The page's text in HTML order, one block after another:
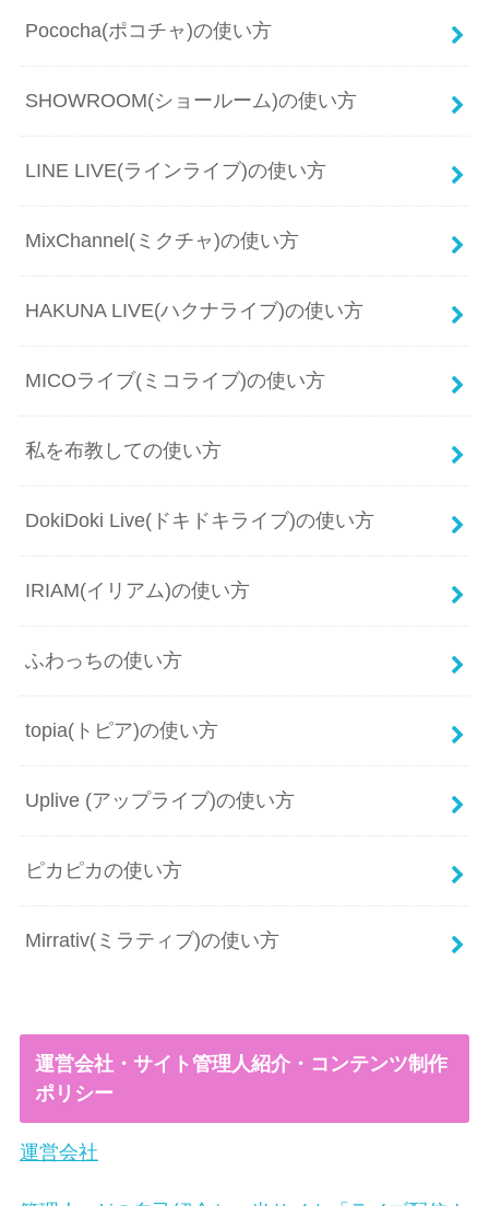
Pococha(ポコチャ)の使い方
SHOWROOM(ショールーム)の使い方
LINE LIVE(ラインライブ)の使い方
MixChannel(ミクチャ)の使い方
HAKUNA LIVE(ハクナライブ)の使い方
MICOライブ(ミコライブ)の使い方
私を布教しての使い方
DokiDoki Live(ドキドキライブ)の使い方
IRIAM(イリアム)の使い方
ふわっちの使い方
topia(トピア)の使い方
Uplive (アップライブ)の使い方
ピカピカの使い方
Mirrativ(ミラティブ)の使い方
運営会社・サイト管理人紹介・コンテンツ制作
ポリシー
運営会社